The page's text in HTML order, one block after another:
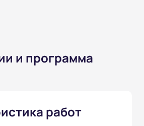
и программа
работ